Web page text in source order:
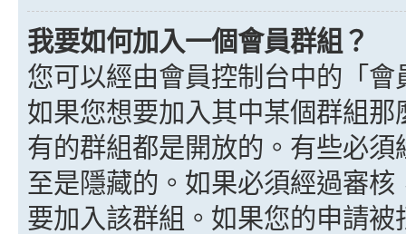
我要如何加入一個會員群組？
您可以經由會員控制台中的「
如果您想要加入其中某個群組
有的群組都是開放的。有些必
至是隱藏的。如果必須經過審
要加入該群組。如果您的申請